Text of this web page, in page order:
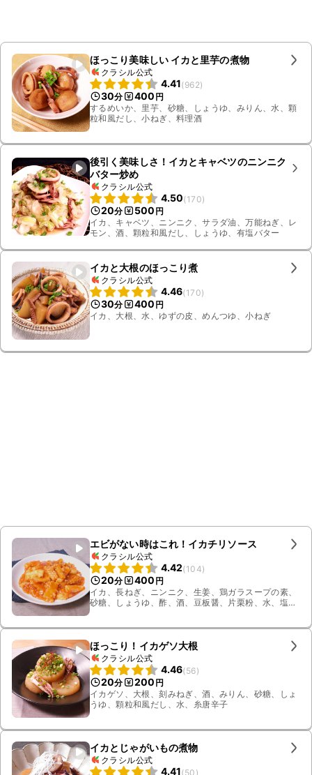
ほっこり美味しい イカと里芋の煮物
クラシル公式
4.41(962)
30分 400 円
するめいか、里芋、砂糖、しょうゆ、みりん、水、顆
粒和風だし、小ねぎ、料理酒
後引く美味しさ！イカとキャベツのニンニク
バター炒め
クラシル公式
4.50(170)
20分 500 円
イカ、キャベツ、ニンニク、サラダ油、万能ねぎ、レ
モン、酒、顆粒和風だし、しょうゆ、有塩バター
イカと大根のほっこり煮
クラシル公式
4.46(170)
30分 400 円
イカ、大根、水、ゆずの皮、めんつゆ、小ねぎ
エビがない時はこれ！イカチリソース
クラシル公式
4.42(104)
20分 400 円
イカ、長ねぎ、ニンニク、生姜、鶏ガラスープの素、
砂糖、しょうゆ、酢、酒、豆板醤、片栗粉、水、塩こ
ほっこり！イカゲソ大根
クラシル公式
4.46(56)
20分 200 円
イカゲソ、大根、刻みねぎ、酒、みりん、砂糖、しょ
うゆ、顆粒和風だし、水、糸唐辛子
イカとじゃがいもの煮物
クラシル公式
4.41(50 )